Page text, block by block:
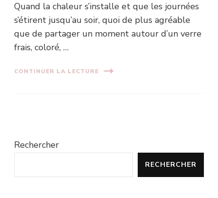
Quand la chaleur s’installe et que les journées
s’étirent jusqu’au soir, quoi de plus agréable
que de partager un moment autour d’un verre
frais, coloré, …
CONTINUER LA LECTURE
Rechercher
RECHERCHER